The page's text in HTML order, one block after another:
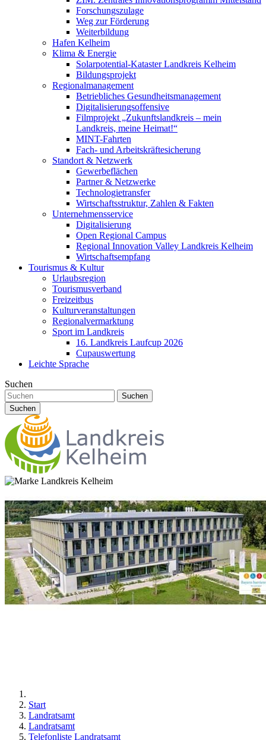
Forschungszulage
Weg zur Förderung
Weiterbildung
Hafen Kelheim
Klima & Energie
Solarpotential-Kataster Landkreis Kelheim
Bildungsprojekt
Regionalmanagement
Betriebliches Gesundheitsmanagement
Digitalisierungsoffensive
Filmprojekt „Zukunftslandkreis – mein
Landkreis, meine Heimat!“
MINT-Fahrten
Fach- und Arbeitskräftesicherung
Standort & Netzwerk
Gewerbeflächen
Partner & Netzwerke
Technologietransfer
Wirtschaftsstruktur, Zahlen & Fakten
Unternehmensservice
Digitalisierung
Open Regional Campus
Regional Innovation Valley Landkreis Kelheim
Wirtschaftsempfang
Tourismus & Kultur
Urlaubsregion
Tourismusverband
Freizeitbus
Kulturveranstaltungen
Regionalvermarktung
Sport im Landkreis
16. Landkreis Laufcup 2026
Cupauswertung
Leichte Sprache
Suchen
Suchen
Suchen
Start
Landratsamt
Landratsamt
Telefonliste Landratsamt